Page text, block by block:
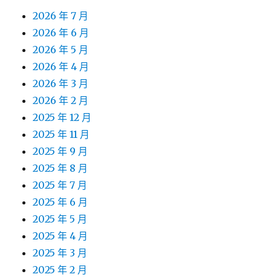
2026 年 7 月
2026 年 6 月
2026 年 5 月
2026 年 4 月
2026 年 3 月
2026 年 2 月
2025 年 12 月
2025 年 11 月
2025 年 9 月
2025 年 8 月
2025 年 7 月
2025 年 6 月
2025 年 5 月
2025 年 4 月
2025 年 3 月
2025 年 2 月